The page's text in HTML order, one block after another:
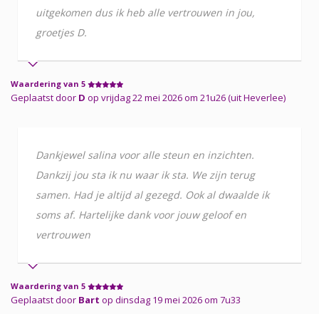
uitgekomen dus ik heb alle vertrouwen in jou,
groetjes D.
Waardering van 5
Geplaatst door D op vrijdag 22 mei 2026 om 21u26 (uit Heverlee)
Dankjewel salina voor alle steun en inzichten.
Dankzij jou sta ik nu waar ik sta. We zijn terug
samen. Had je altijd al gezegd. Ook al dwaalde ik
soms af. Hartelijke dank voor jouw geloof en
vertrouwen
Waardering van 5
Geplaatst door Bart op dinsdag 19 mei 2026 om 7u33